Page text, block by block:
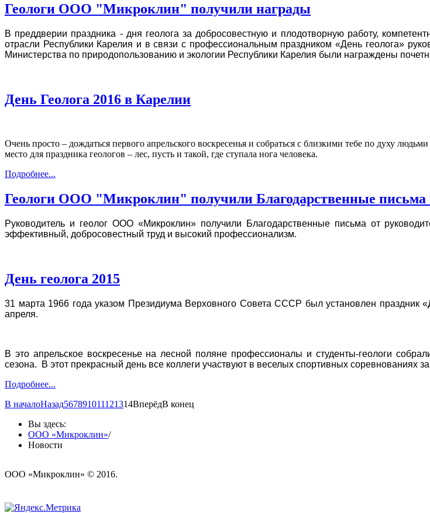
Геологи ООО "Микроклин" получили награды
В преддверии праздника - дня геолога за добросовестную и плодотворную работу,
отрасли Республики Карелия и в связи с профессиональным праздником «День геолога»
Министерства по природопользованию и экологии Республики Карелия были награждены
День Геолога 2016 в Карелии
Очень просто – дождаться первого апрельского воскресенья и собраться с близкими тебе по духу
место для праздника геологов – лес, пусть и такой, где ступала нога человека.
Подробнее...
Геологи ООО "Микроклин" получили Благодарственные письма
Руководитель и геолог ООО «Микроклин» получили Благодарственные письма от
эффективный, добросовестный труд и высокий профессионализм.
День геолога 2015
31 марта 1966 года указом Президиума Верховного Совета СССР был установлен праздник
апреля.
В это апрельское воскресенье на лесной поляне профессионалы и студенты-геологи
сезона. В этот прекрасный день все коллеги участвуют в веселых спортивных соревнованиях
Подробнее...
В началоНазад567891011121314ВперёдВ конец
Вы здесь:
ООО «Микроклин»/
Новости
ООО «Микроклин» © 2016.